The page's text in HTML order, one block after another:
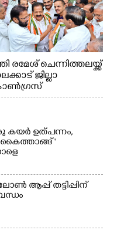
രമേശ് ചെന്നിത്തലയ്ക്ക്
ജില്ലാ
കയർ ഉത്പന്നം,
'
ആപ്പ് തട്ടിപ്പിന്